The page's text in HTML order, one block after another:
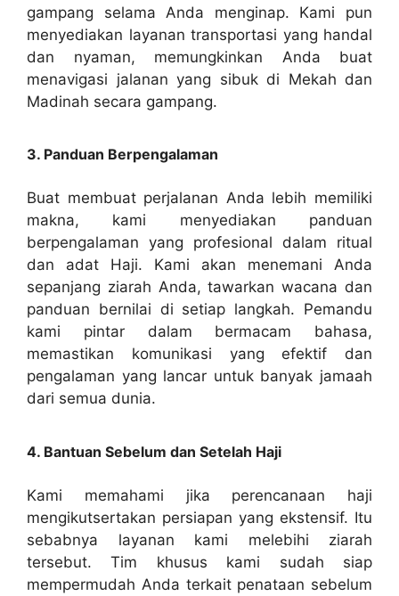
gampang selama Anda menginap. Kami pun
menyediakan layanan transportasi yang handal
dan nyaman, memungkinkan Anda buat
menavigasi jalanan yang sibuk di Mekah dan
Madinah secara gampang.
3. Panduan Berpengalaman
Buat membuat perjalanan Anda lebih memiliki
makna, kami menyediakan panduan
berpengalaman yang profesional dalam ritual
dan adat Haji. Kami akan menemani Anda
sepanjang ziarah Anda, tawarkan wacana dan
panduan bernilai di setiap langkah. Pemandu
kami pintar dalam bermacam bahasa,
memastikan komunikasi yang efektif dan
pengalaman yang lancar untuk banyak jamaah
dari semua dunia.
4. Bantuan Sebelum dan Setelah Haji
Kami memahami jika perencanaan haji
mengikutsertakan persiapan yang ekstensif. Itu
sebabnya layanan kami melebihi ziarah
tersebut. Tim khusus kami sudah siap
mempermudah Anda terkait penataan sebelum